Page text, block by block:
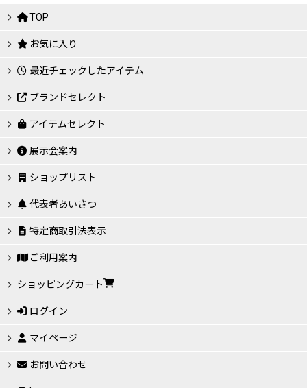
TOP
お気に入り
最近チェックしたアイテム
ブランドセレクト
アイテムセレクト
展示会案内
ショップリスト
代表者あいさつ
特定商取引法表示
ご利用案内
ショッピングカート
ログイン
マイページ
お問い合わせ